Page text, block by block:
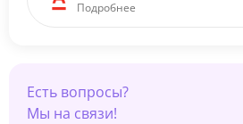
Подробнее
Есть вопросы?
Мы на связи!